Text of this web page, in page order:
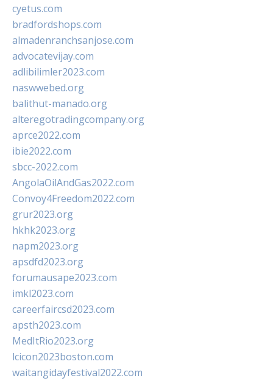
cyetus.com
bradfordshops.com
almadenranchsanjose.com
advocatevijay.com
adlibilimler2023.com
naswwebed.org
balithut-manado.org
alteregotradingcompany.org
aprce2022.com
ibie2022.com
sbcc-2022.com
AngolaOilAndGas2022.com
Convoy4Freedom2022.com
grur2023.org
hkhk2023.org
napm2023.org
apsdfd2023.org
forumausape2023.com
imkl2023.com
careerfaircsd2023.com
apsth2023.com
MedItRio2023.org
lcicon2023boston.com
waitangidayfestival2022.com